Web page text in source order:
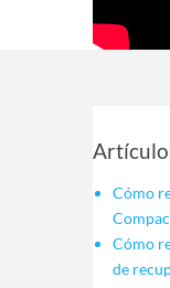
Cómo
Cómo
de